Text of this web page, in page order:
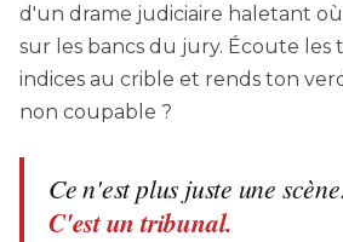
d'un drame judiciaire haletant
sur les bancs du jury. Écoute les
indices au crible et rends ton
non coupable ?
Ce n'est plus juste une scène.
C'est un tribunal.